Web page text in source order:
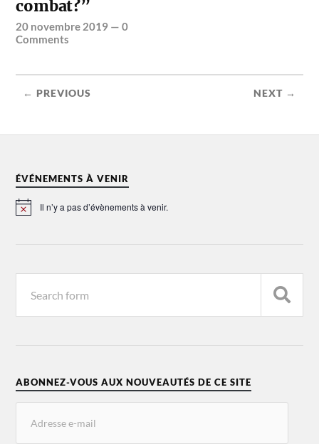
combat?”
20 novembre 2019 —0
Comments
← PREVIOUS NEXT →
ÉVÉNEMENTS À VENIR
Notice Il n’y a pas d’évènements à venir.
ABONNEZ-VOUS AUX NOUVEAUTÉS DE CE SITE